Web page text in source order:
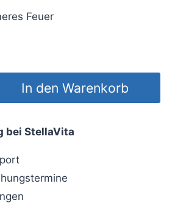
Feuer
In den Warenkorb
bei StellaVita